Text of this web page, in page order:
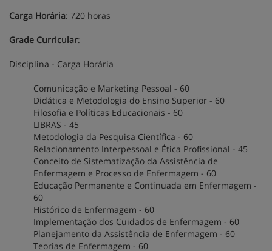
Carga Horária: 720 horas
Grade Curricular:
Disciplina - Carga Horária
Comunicação e Marketing Pessoal - 60
Didática e Metodologia do Ensino Superior - 60
Filosofia e Políticas Educacionais - 60
LIBRAS - 45
Metodologia da Pesquisa Científica - 60
Relacionamento Interpessoal e Ética Profissional - 45
Conceito de Sistematização da Assistência de
Enfermagem e Processo de Enfermagem - 60
Educação Permanente e Continuada em Enfermagem -
60
Histórico de Enfermagem - 60
Implementação dos Cuidados de Enfermagem - 60
Planejamento da Assistência de Enfermagem - 60
Teorias de Enfermagem - 60